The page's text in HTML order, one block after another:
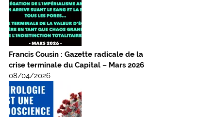
Francis Cousin : Gazette radicale de la
crise terminale du Capital – Mars 2026
08/04/2026